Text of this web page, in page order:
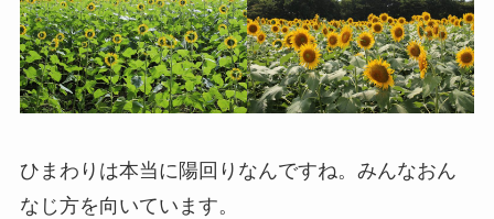
ひまわりは本当に陽回りなんですね。みんなおん
なじ方を向いています。